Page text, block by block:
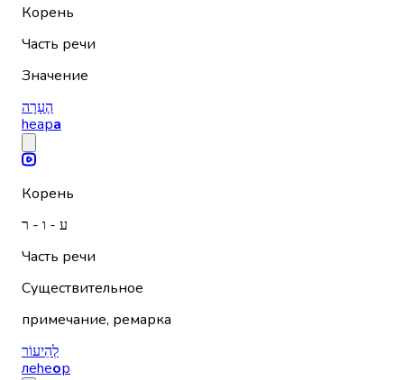
Корень
Часть речи
Значение
הֶעָרָה
hеара
Корень
ע - ו - ר
Часть речи
Существительное
примечание, ремарка
לְהֵיעוֹר
леhеор